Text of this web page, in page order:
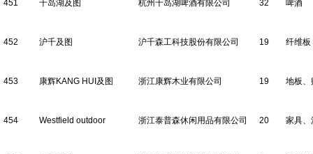
451 千岛湖及图 杭州千岛湖啤酒有限公司 32 啤酒
452 沪千及图 沪千森工科技股份有限公司 19 纤维板
453 康辉KANG HUI及图 浙江康辉木业有限公司 19 地板
454 Westfield outdoor 浙江泰普森休闲用品有限公司 20 家具、